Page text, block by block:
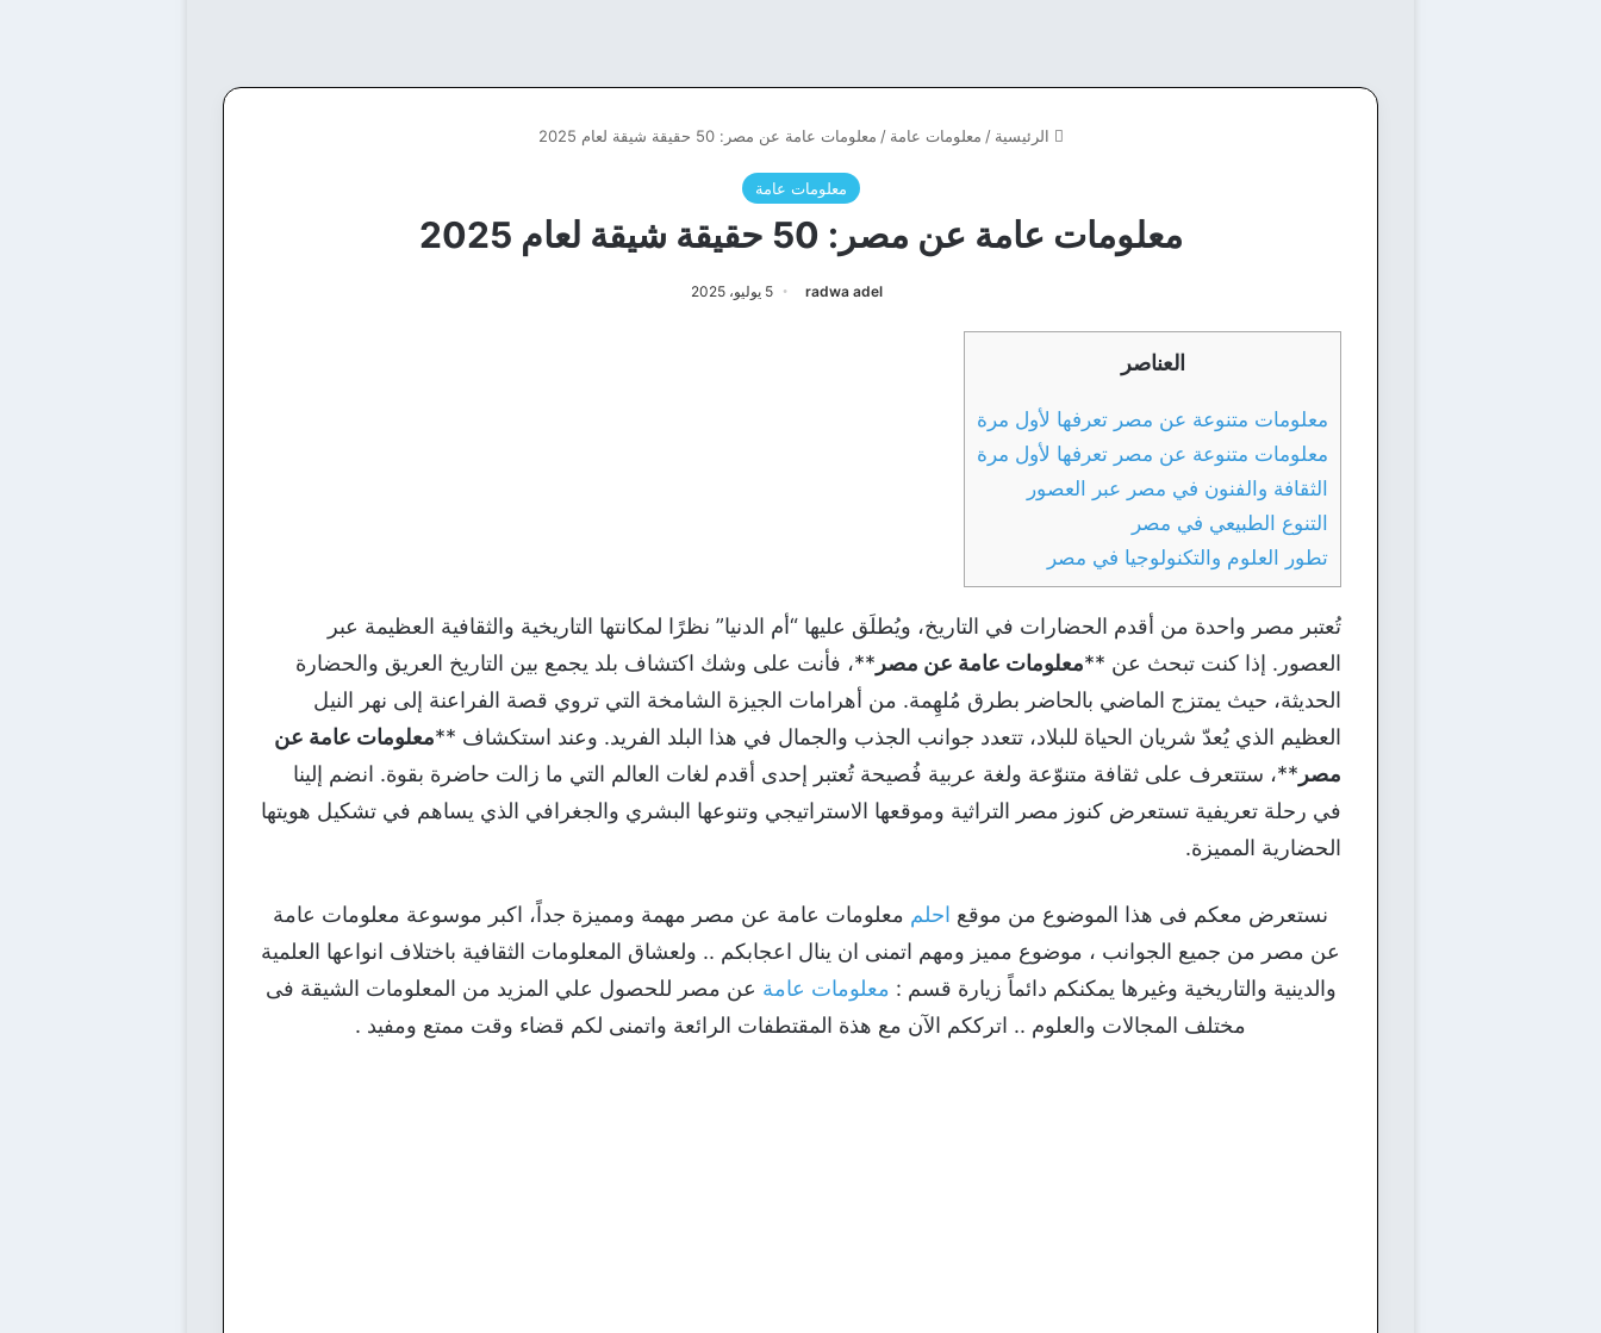
الرئيسية / معلومات عامة / معلومات عامة عن مصر: 50 حقيقة شيقة لعام 2025
معلومات عامة
معلومات عامة عن مصر: 50 حقيقة شيقة لعام 2025
radwa adel 5 يوليو، 2025
العناصر
معلومات متنوعة عن مصر تعرفها لأول مرة
معلومات متنوعة عن مصر تعرفها لأول مرة
الثقافة والفنون في مصر عبر العصور
التنوع الطبيعي في مصر
تطور العلوم والتكنولوجيا في مصر
تُعتبر مصر واحدة من أقدم الحضارات في التاريخ، ويُطلَق عليها “أم الدنيا” نظرًا لمكانتها التاريخية والثقافية العظيمة عبر
العصور. إذا كنت تبحث عن **معلومات عامة عن مصر **، فأنت على وشك اكتشاف بلد يجمع بين التاريخ العريق والحضارة
الحديثة، حيث يمتزج الماضي بالحاضر بطرق مُلهِمة. من أهرامات الجيزة الشامخة التي تروي قصة الفراعنة إلى نهر النيل
العظيم الذي يُعدّ شريان الحياة للبلاد، تتعدد جوانب الجذب والجمال في هذا البلد الفريد. وعند استكشاف **معلومات عامة عن
مصر **، ستتعرف على ثقافة متنوّعة ولغة عربية فُصيحة تُعتبر إحدى أقدم لغات العالم التي ما زالت حاضرة بقوة. انضم إلينا
في رحلة تعريفية تستعرض كنوز مصر التراثية وموقعها الاستراتيجي وتنوعها البشري والجغرافي الذي يساهم في تشكيل هويتها
الحضارية المميزة.
نستعرض معكم فى هذا الموضوع من موقع احلم معلومات عامة عن مصر مهمة ومميزة جداً، اكبر موسوعة معلومات عامة
عن مصر من جميع الجوانب ، موضوع مميز ومهم اتمنى ان ينال اعجابكم .. ولعشاق المعلومات الثقافية باختلاف انواعها العلمية
والدينية والتاريخية وغيرها يمكنكم دائماً زيارة قسم : معلومات عامة عن مصر للحصول علي المزيد من المعلومات الشيقة فى
مختلف المجالات والعلوم .. اترككم الآن مع هذة المقتطفات الرائعة واتمنى لكم قضاء وقت ممتع ومفيد .